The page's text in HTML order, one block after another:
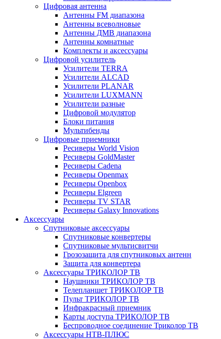
Цифровая антенна
Антенны FM диапазона
Антенны всеволновые
Антенны ДМВ диапазона
Антенны комнатные
Комплекты и аксессуары
Цифровой усилитель
Усилители TERRA
Усилители ALCAD
Усилители PLANAR
Усилители LUXMANN
Усилители разные
Цифровой модулятор
Блоки питания
Мультибенды
Цифровые приемники
Ресиверы World Vision
Ресиверы GoldMaster
Ресиверы Cadena
Ресиверы Openmax
Ресиверы Openbox
Ресиверы Elgreen
Ресиверы TV STAR
Ресиверы Galaxy Innovations
Аксессуары
Спутниковые аксессуары
Спутниковые конвертеры
Спутниковые мультисвитчи
Грозозащита для спутниковых антенн
Защита для конвертера
Аксессуары ТРИКОЛОР ТВ
Наушники ТРИКОЛОР ТВ
Телепланшет ТРИКОЛОР ТВ
Пульт ТРИКОЛОР ТВ
Инфракрасный приемник
Карты доступа ТРИКОЛОР ТВ
Беспроводное соединение Триколор ТВ
Аксессуары НТВ-ПЛЮС